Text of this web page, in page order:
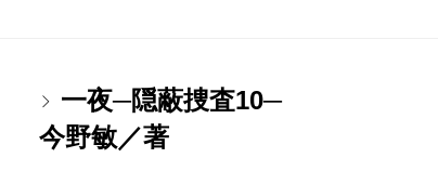
一夜─隠蔽捜査10─
今野敏／著